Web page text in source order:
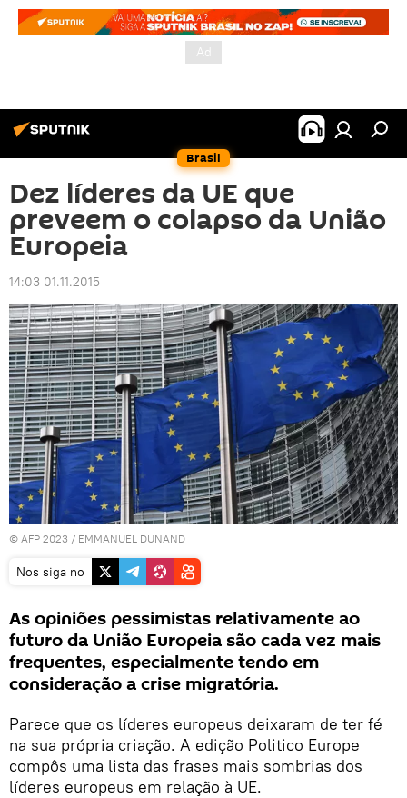
Brasil
Dez líderes da UE que
preveem o colapso da União
Europeia
14:03 01.11.2015
© AFP 2023 / EMMANUEL DUNAND
Nos siga no
As opiniões pessimistas relativamente ao
futuro da União Europeia são cada vez mais
frequentes, especialmente tendo em
consideração a crise migratória.
Parece que os líderes europeus deixaram de ter fé
na sua própria criação. A edição Politico Europe
compôs uma lista das frases mais sombrias dos
líderes europeus em relação à UE.